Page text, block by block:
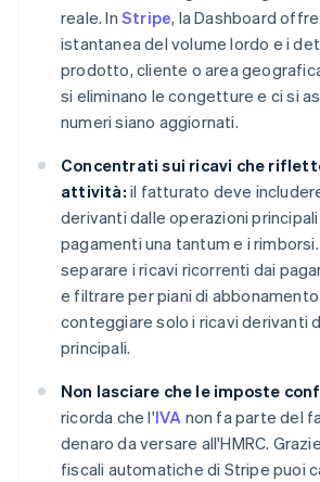
reale. InStripe, la Dashboard
istantanea del volume lordo e i
prodotto, cliente o area
si eliminano le congetture e ci si
numeri siano aggiornati.
Concentrati sui ricavi che
attività: il fatturato deve
derivanti dalle operazioni
pagamenti una tantum e i
separare i ricavi ricorrenti dai
e filtrare per piani di
conteggiare solo i ricavi derivanti
principali.
Non lasciare che le imposte
ricorda che l'IVA non fa parte del
denaro da versare all'HMRC.
fiscali automatiche di Stripe puoi